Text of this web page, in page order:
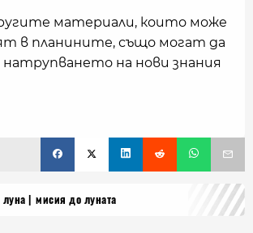
материали, които може
в планините, също могат да
на нови знания
луна мисия до луната